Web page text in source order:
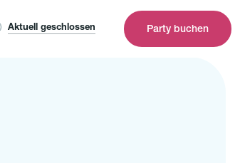
Aktuell geschlossen Party buchen